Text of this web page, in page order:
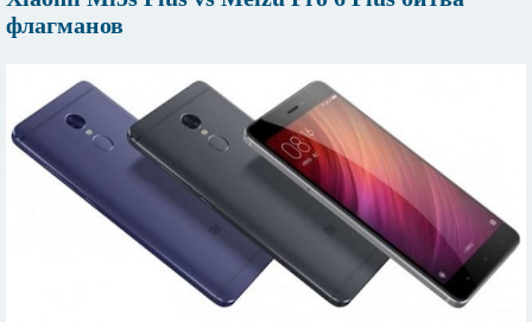
флагманов